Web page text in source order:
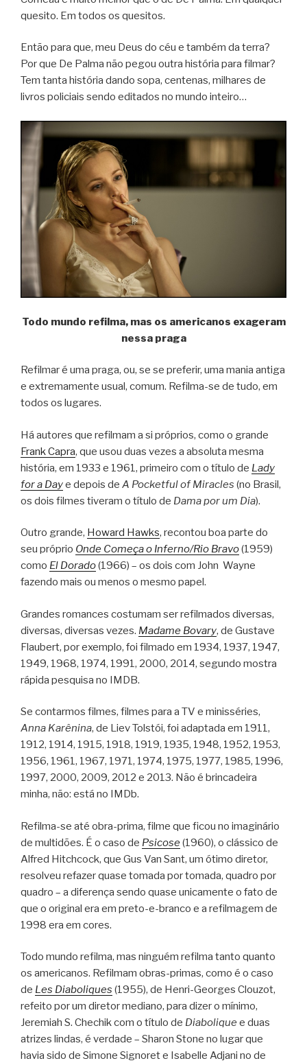
quesito. Em todos os quesitos.
Então para que, meu Deus do céu e também da terra?
Por que De Palma não pegou outra história para filmar?
Tem tanta história dando sopa, centenas, milhares de
livros policiais sendo editados no mundo inteiro…
Todo mundo refilma, mas os americanos exageram
nessa praga
Refilmar é uma praga, ou, se se preferir, uma mania antiga
e extremamente usual, comum. Refilma-se de tudo, em
todos os lugares.
Há autores que refilmam a si próprios, como o grande
Frank Capra, que usou duas vezes a absoluta mesma
história, em 1933 e 1961, primeiro com o título de Lady
for a Daye depois de A Pocketful of Miracles (no Brasil,
os dois filmes tiveram o título de Dama por um Dia).
Outro grande, Howard Hawks, recontou boa parte do
seu próprio Onde Começa o Inferno/Rio Bravo(1959)
como El Dorado(1966) – os dois com John Wayne
fazendo mais ou menos o mesmo papel.
Grandes romances costumam ser refilmados diversas,
diversas, diversas vezes. Madame Bovary, de Gustave
Flaubert, por exemplo, foi filmado em 1934, 1937, 1947,
1949, 1968, 1974, 1991, 2000, 2014, segundo mostra
rápida pesquisa no IMDB.
Se contarmos filmes, filmes para a TV e minisséries,
Anna Karênina, de Liev Tolstói, foi adaptada em 1911,
1912, 1914, 1915, 1918, 1919, 1935, 1948, 1952, 1953,
1956, 1961, 1967, 1971, 1974, 1975, 1977, 1985, 1996,
1997, 2000, 2009, 2012 e 2013. Não é brincadeira
minha, não: está no IMDb.
Refilma-se até obra-prima, filme que ficou no imaginário
de multidões. É o caso de Psicose(1960), o clássico de
Alfred Hitchcock, que Gus Van Sant, um ótimo diretor,
resolveu refazer quase tomada por tomada, quadro por
quadro – a diferença sendo quase unicamente o fato de
que o original era em preto-e-branco e a refilmagem de
1998 era em cores.
Todo mundo refilma, mas ninguém refilma tanto quanto
os americanos. Refilmam obras-primas, como é o caso
de Les Diaboliques (1955), de Henri-Georges Clouzot,
refeito por um diretor mediano, para dizer o mínimo,
Jeremiah S. Chechik com o título de Diabolique e duas
atrizes lindas, é verdade – Sharon Stone no lugar que
havia sido de Simone Signoret e Isabelle Adjani no de